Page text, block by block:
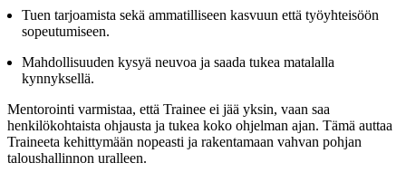
Tuen tarjoamista sekä ammatilliseen kasvuun että työyhteisöön
sopeutumiseen.
Mahdollisuuden kysyä neuvoa ja saada tukea matalalla
kynnyksellä.
Mentorointi varmistaa, että Trainee ei jää yksin, vaan saa
henkilökohtaista ohjausta ja tukea koko ohjelman ajan. Tämä auttaa
Traineeta kehittymään nopeasti ja rakentamaan vahvan pohjan
taloushallinnon uralleen.